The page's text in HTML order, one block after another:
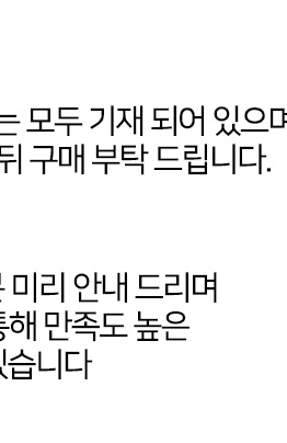
코 라이프 하세요!